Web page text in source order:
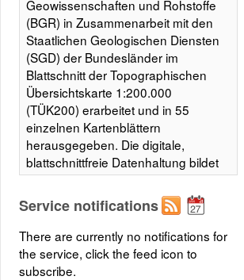
Geowissenschaften und Rohstoffe
(BGR) in Zusammenarbeit mit den
Staatlichen Geologischen Diensten
(SGD) der Bundesländer im
Blattschnitt der Topographischen
Übersichtskarte 1:200.000
(TÜK200) erarbeitet und in 55
einzelnen Kartenblättern
herausgegeben. Die digitale,
blattschnittfreie Datenhaltung bildet
eine detaillierte, bundesweit
einheitliche und flächendeckende
Informationsgrundlage für Länder
übergreifende Aussagen zu
Bodennutzung und Bodenschutz.
Über den aktuellen
Service notifications
There are currently no notifications for
the service, click the feed icon to
subscribe.